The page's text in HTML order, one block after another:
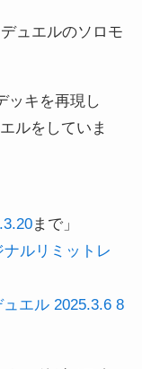
ュエルのソロモ
ッキを再現し
ルをしていま
まで」
ナルリミットレ
エル 2025.3.6 8